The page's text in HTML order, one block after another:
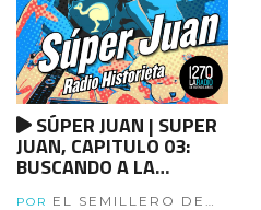
SÚPER JUAN | SUPER
JUAN, CAPITULO 03:
BUSCANDO A LA
POR
EL SEMILLERO DE